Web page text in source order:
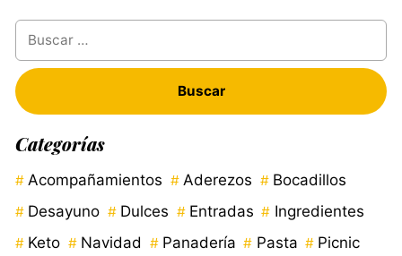
Buscar:
Categorías
Acompañamientos Aderezos
Bocadillos
Desayuno
Dulces Entradas
Ingredientes
Keto
Navidad Panadería Pasta
Picnic